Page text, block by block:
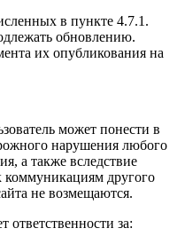
в пункте 4.7.1.
обновлению.
их опубликования на
может понести в
нарушения любого
а также вследствие
коммуникациям другого
не возмещаются.
ответственности за: